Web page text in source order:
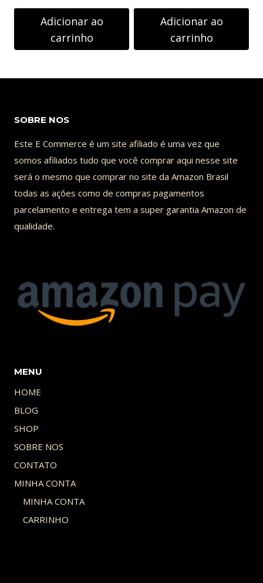
Adicionar ao
carrinho
Adicionar ao
carrinho
SOBRE NOS
Este E Commerce é um site afiliado é uma vez que
somos afiliados tudo que você comprar aqui nesse site
será o mesmo que comprar no site da Amazon Brasil
todas as ações como de compras pagamentos
parcelamento e entrega tem a super garantia Amazon de
qualidade.
MENU
HOME
BLOG
SHOP
SOBRE NOS
CONTATO
MINHA CONTA
MINHA CONTA
CARRINHO